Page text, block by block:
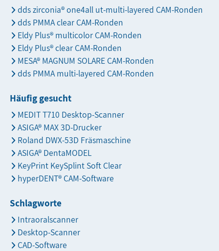
dds zirconia® one4all ut-multi-layered CAM-Ronden
dds PMMA clear CAM-Ronden
Eldy Plus® multicolor CAM-Ronden
Eldy Plus® clear CAM-Ronden
MESA® MAGNUM SOLARE CAM-Ronden
dds PMMA multi-layered CAM-Ronden
Häufig gesucht
MEDIT T710 Desktop-Scanner
ASIGA® MAX 3D-Drucker
Roland DWX-53D Fräsmaschine
ASIGA® DentaMODEL
KeyPrint KeySplint Soft Clear
hyperDENT® CAM-Software
Schlagworte
Intraoralscanner
Desktop-Scanner
CAD-Software